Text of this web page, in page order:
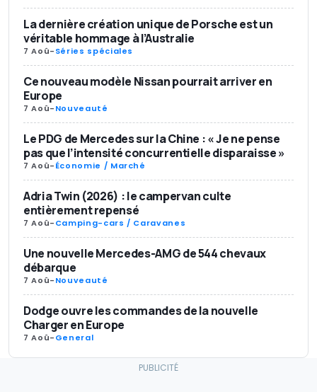
La dernière création unique de Porsche est un
véritable hommage à l’Australie
7 Aoû-Séries spéciales
Ce nouveau modèle Nissan pourrait arriver en
Europe
7 Aoû-Nouveauté
Le PDG de Mercedes sur la Chine : « Je ne pense
pas que l’intensité concurrentielle disparaisse »
7 Aoû-Économie / Marché
Adria Twin (2026) : le campervan culte
entièrement repensé
7 Aoû-Camping-cars / Caravanes
Une nouvelle Mercedes-AMG de 544 chevaux
débarque
7 Aoû-Nouveauté
Dodge ouvre les commandes de la nouvelle
Charger en Europe
7 Aoû-General